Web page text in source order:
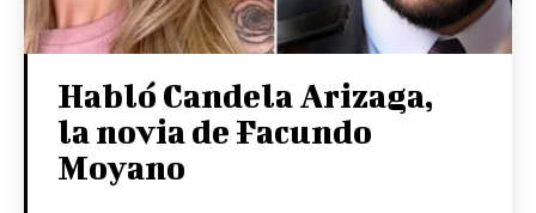
Habló Candela Arizaga,
la novia de Facundo
Moyano